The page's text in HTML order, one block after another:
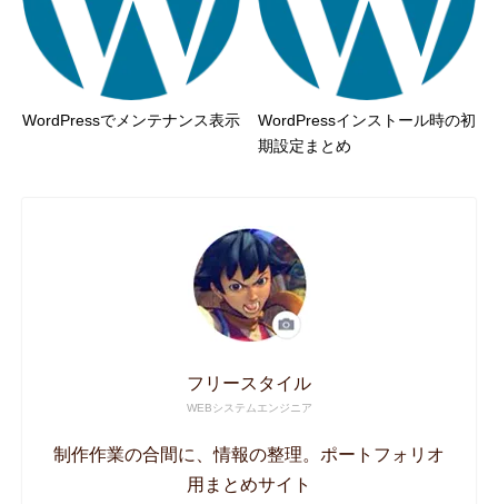
WordPressでメンテナンス表示
WordPressインストール時の初
期設定まとめ
フリースタイル
WEBシステムエンジニア
制作作業の合間に、情報の整理。ポートフォリオ
用まとめサイト